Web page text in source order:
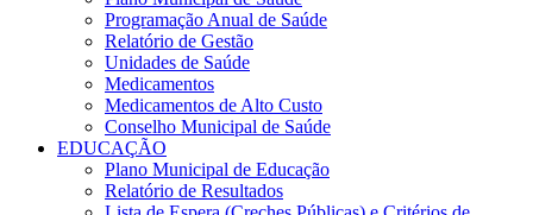
Programação Anual de Saúde
Relatório de Gestão
Unidades de Saúde
Medicamentos
Medicamentos de Alto Custo
Conselho Municipal de Saúde
EDUCAÇÃO
Plano Municipal de Educação
Relatório de Resultados